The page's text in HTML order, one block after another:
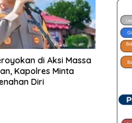
di Aksi Massa
Kapolres Minta
Diri